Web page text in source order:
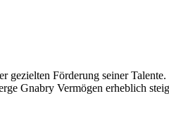
Förderung seiner
Gnabry Vermögen erheblich